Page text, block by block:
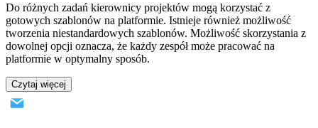
Do różnych zadań kierownicy projektów mogą korzystać z
gotowych szablonów na platformie. Istnieje również możliwość
tworzenia niestandardowych szablonów. Możliwość skorzystania z
dowolnej opcji oznacza, że każdy zespół może pracować na
platformie w optymalny sposób.
Czytaj więcej